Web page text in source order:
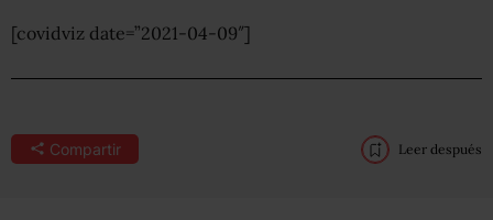
[covidviz date=”2021-04-09″]
Compartir Leer después